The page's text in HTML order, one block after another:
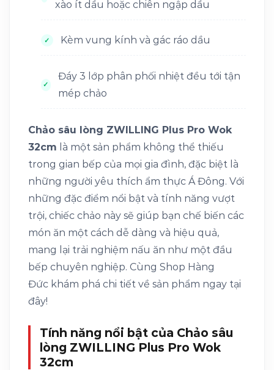
xào ít dầu hoặc chiên ngập dầu
Kèm vung kính và gác ráo dầu
Đáy 3 lớp phân phối nhiệt đều tới tận
mép chảo
Chảo sâu lòng ZWILLING Plus Pro Wok
32cm là một sản phẩm không thể thiếu
trong gian bếp của mọi gia đình, đặc biệt là
những người yêu thích ẩm thực Á Đông. Với
những đặc điểm nổi bật và tính năng vượt
trội, chiếc chảo này sẽ giúp bạn chế biến các
món ăn một cách dễ dàng và hiệu quả,
mang lại trải nghiệm nấu ăn như một đầu
bếp chuyên nghiệp. Cùng Shop Hàng
Đức khám phá chi tiết về sản phẩm ngay tại
đây!
Tính năng nổi bật của Chảo sâu
lòng ZWILLING Plus Pro Wok
32cm